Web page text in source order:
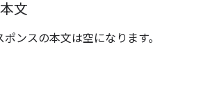
文
ンスの本文は空になります。